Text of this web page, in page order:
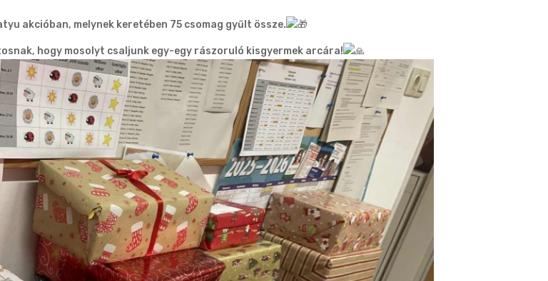
akcióban, melynek keretében 75 csomag gyűlt össze.
hogy mosolyt csaljunk egy-egy rászoruló kisgyermek arcára!